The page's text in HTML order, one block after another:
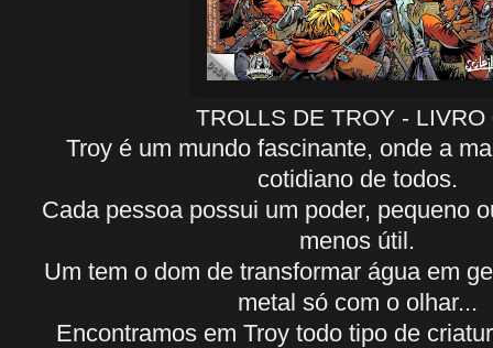
TROLLS DE TROY - LIVRO
Troy é um mundo fascinante, onde a
cotidiano de todos.
Cada pessoa possui um poder, pequeno
menos útil.
Um tem o dom de transformar água em
metal só com o olhar...
Encontramos em Troy todo tipo de